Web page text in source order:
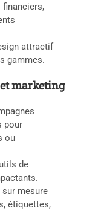
financiers,
attractif
gammes.
marketing
pour
ou
de
sur mesure
étiquettes,